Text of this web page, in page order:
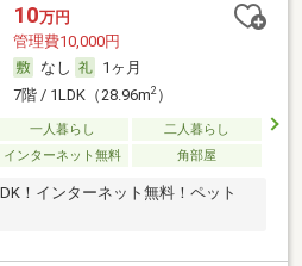
10万円
管理費10,000円
なし
1ヶ月
7階 / 1LDK（28.96m2）
一人暮らし
二人暮らし
インターネット無料 角部屋
！インターネット無料！ペット